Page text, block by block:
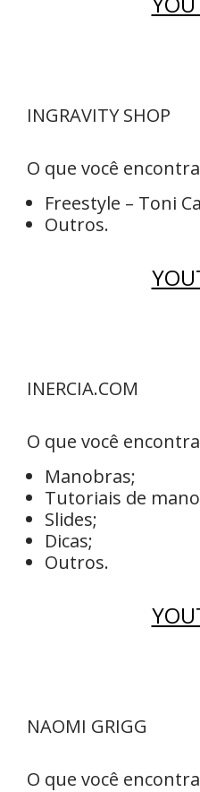
INGRAVITY SHOP
O que você
Freestyle – Toni
Outros.
INERCIA.COM
O que você
Manobras;
Tutoriais de
Slides;
Dicas;
Outros.
NAOMI GRIGG
O que você